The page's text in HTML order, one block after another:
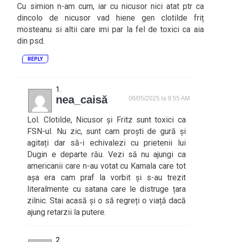
Cu simion n-am cum, iar cu nicusor nici atat ptr ca
dincolo de nicusor vad hiene gen clotilde friț
mosteanu si altii care imi par la fel de toxici ca aia
din psd.
REPLY
nea_caisă 06/05/2025 la 9:55 AM
Lol. Clotilde, Nicusor și Fritz sunt toxici ca
FSN-ul. Nu zic, sunt cam proști de gură și
agitați dar să-i echivalezi cu prietenii lui
Dugin e departe rău. Vezi să nu ajungi ca
americanii care n-au votat cu Kamala care tot
așa era cam praf la vorbit și s-au trezit
literalmente cu satana care le distruge țara
zilnic. Stai acasă și o să regreți o viață dacă
ajung retarzii la putere.